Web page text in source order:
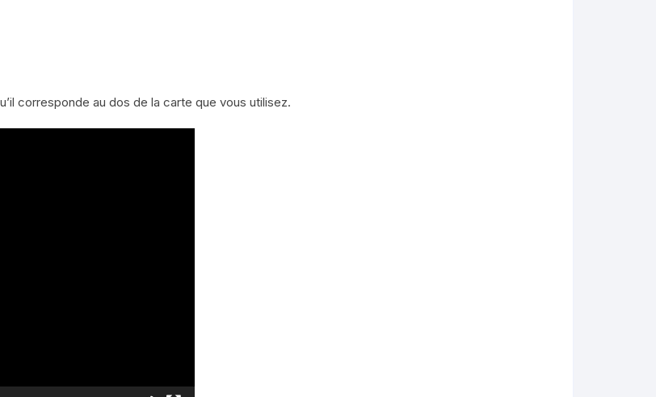
corresponde au dos de la carte que vous utilisez.